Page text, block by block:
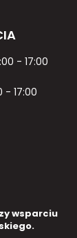
- 17:00
- 17:00
wsparciu